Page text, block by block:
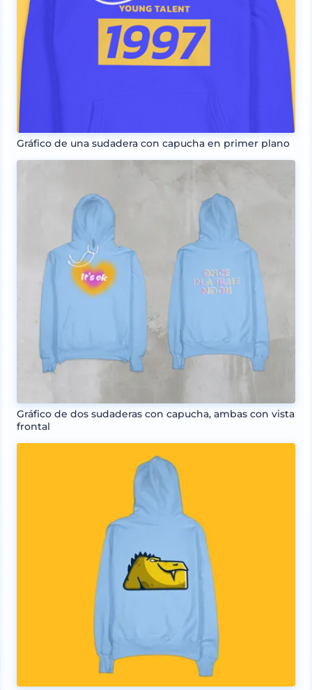
Gráfico de una sudadera con capucha en primer plano
Gráfico de dos sudaderas con capucha, ambas con vista
frontal